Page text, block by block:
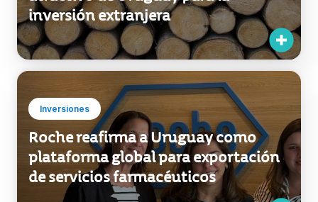
inversión extranjera
Inversiones
Roche reafirma a Uruguay como
plataforma global para exportación
de servicios farmacéuticos